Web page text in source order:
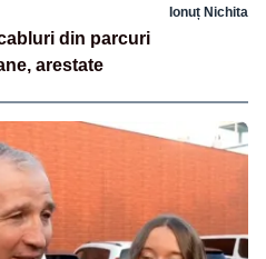
Ionuț Nichita
din parcuri
arestate